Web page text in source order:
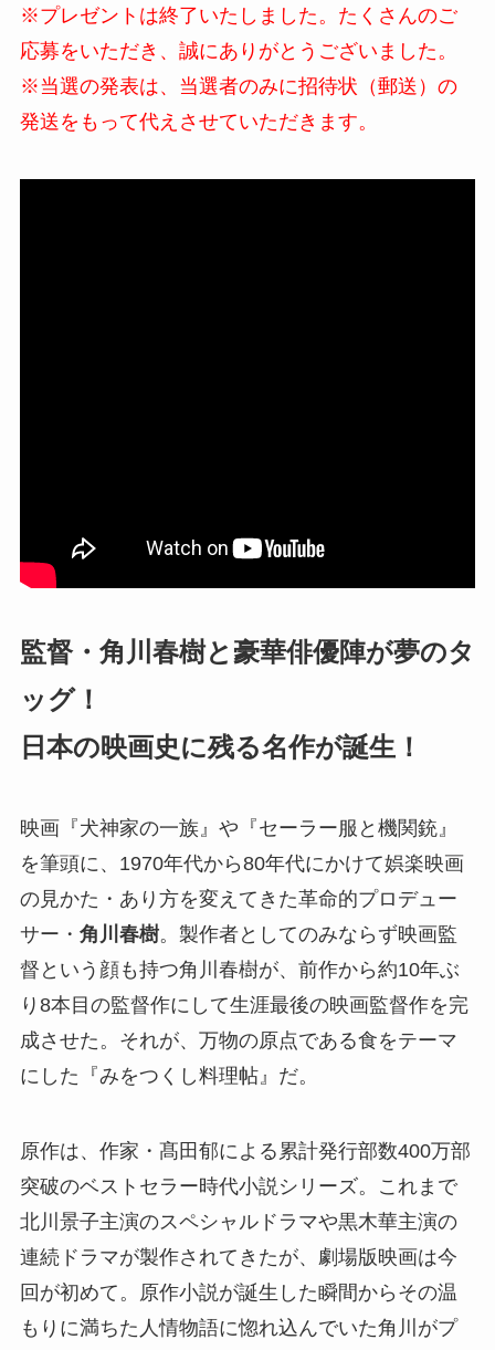
※プレゼントは終了いたしました。たくさんのご
応募をいただき、誠にありがとうございました。
※当選の発表は、当選者のみに招待状（郵送）の
発送をもって代えさせていただきます。
監督・角川春樹と豪華俳優陣が夢のタ
ッグ！
日本の映画史に残る名作が誕生！
映画『犬神家の一族』や『セーラー服と機関銃』
を筆頭に、1970年代から80年代にかけて娯楽映画
の見かた・あり方を変えてきた革命的プロデュー
サー・ 角川春樹。製作者としてのみならず映画監
督という顔も持つ角川春樹が、前作から約10年ぶ
り8本目の監督作にして生涯最後の映画監督作を完
成させた。それが、万物の原点である食をテーマ
にした『みをつくし料理帖』だ。
原作は、作家・髙田郁による累計発行部数400万部
突破のベストセラー時代小説シリーズ。これまで
北川景子主演のスペシャルドラマや黒木華主演の
連続ドラマが製作されてきたが、劇場版映画は今
回が初めて。原作小説が誕生した瞬間からその温
もりに満ちた人情物語に惚れ込んでいた角川がプ